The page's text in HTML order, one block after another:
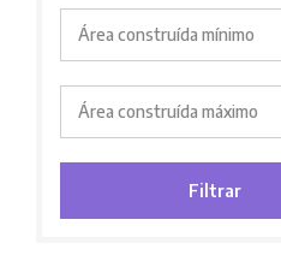
Área construída mínimo
Área construída máximo
Filtrar